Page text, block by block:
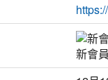
新會員